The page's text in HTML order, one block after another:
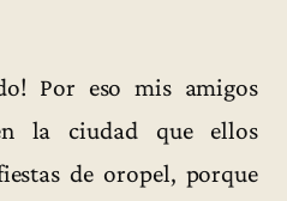
Por eso mis amigos
la ciudad que ellos
de oropel, porque